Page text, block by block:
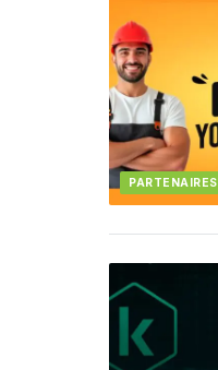
PARTENAIRES